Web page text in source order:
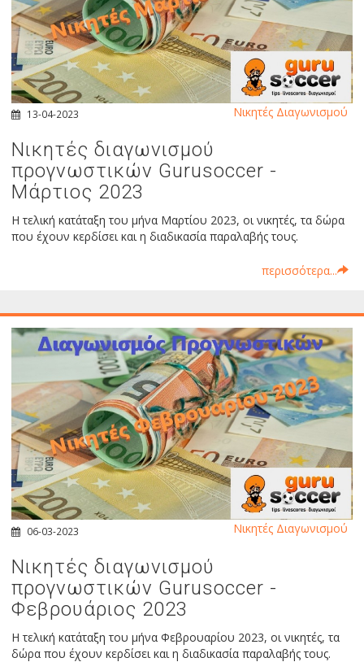
13-04-2023
Νικητές διαγωνισμού
προγνωστικών Gurusoccer -
Μάρτιος 2023
Η τελική κατάταξη του μήνα Μαρτίου 2023, οι νικητές, τα δώρα
που έχουν κερδίσει και η διαδικασία παραλαβής τους.
περισσότερα...
Νικητές Διαγωνισμού
06-03-2023
Νικητές διαγωνισμού
προγνωστικών Gurusoccer -
Φεβρουάριος 2023
Η τελική κατάταξη του μήνα Φεβρουαρίου 2023, οι νικητές, τα
δώρα που έχουν κερδίσει και η διαδικασία παραλαβής τους.
Νικητές Διαγωνισμού